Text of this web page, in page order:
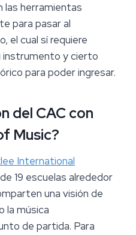
las herramientas
para pasar al
el cual sí requiere
instrumento y cierto
para poder ingresar.
del CAC con
Music?
International
19 escuelas alrededor
una visión de
la música
de partida. Para